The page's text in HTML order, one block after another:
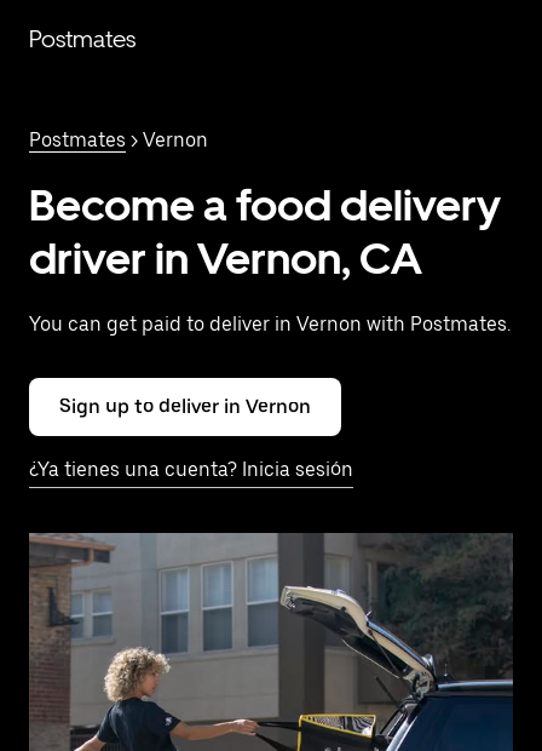
contenido
Postmates
Postmates > Vernon
Become a food delivery
driver in Vernon, CA
You can get paid to deliver in Vernon with Postmates.
Sign up to deliver in Vernon
¿Ya tienes una cuenta? Inicia sesión